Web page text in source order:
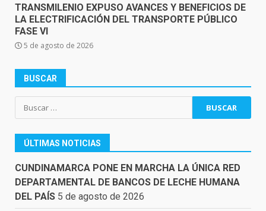
TRANSMILENIO EXPUSO AVANCES Y BENEFICIOS DE
LA ELECTRIFICACIÓN DEL TRANSPORTE PÚBLICO
FASE VI
5 de agosto de 2026
BUSCAR
Buscar:
ÚLTIMAS NOTICIAS
CUNDINAMARCA PONE EN MARCHA LA ÚNICA RED
DEPARTAMENTAL DE BANCOS DE LECHE HUMANA
DEL PAÍS 5 de agosto de 2026